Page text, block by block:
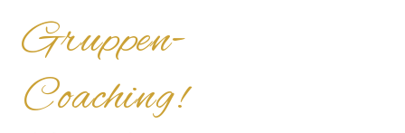
Gruppen-
Coaching!